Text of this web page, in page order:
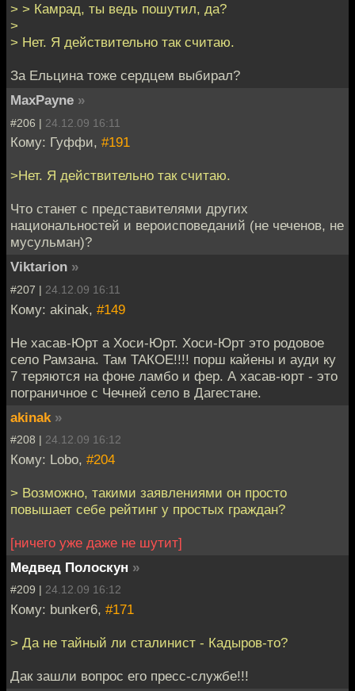
> > Камрад, ты ведь пошутил, да?
>
> Нет. Я действительно так считаю.
За Ельцина тоже сердцем выбирал?
MaxPayne »
#206 | 24.12.09 16:11
Кому: Гуффи, #191
>Нет. Я действительно так считаю.
Что станет с представителями других
национальностей и вероисповеданий (не чеченов, не
мусульман)?
Viktarion »
#207 | 24.12.09 16:11
Кому: akinak, #149
Не хасав-Юрт а Хоси-Юрт. Хоси-Юрт это родовое
село Рамзана. Там ТАКОЕ!!!! порш кайены и ауди ку
7 теряются на фоне ламбо и фер. А хасав-юрт - это
пограничное с Чечней село в Дагестане.
akinak »
#208 | 24.12.09 16:12
Кому: Lobo, #204
> Возможно, такими заявлениями он просто
повышает себе рейтинг у простых граждан?
[ничего уже даже не шутит]
Медвед Полоскун »
#209 | 24.12.09 16:12
Кому: bunker6, #171
> Да не тайный ли сталинист - Кадыров-то?
Дак зашли вопрос его пресс-службе!!!